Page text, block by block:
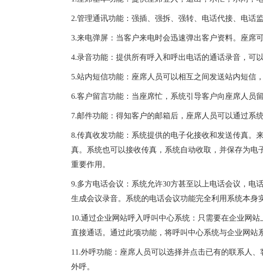
2.管理通讯功能：强插、强拆、强转、电话代接、电话
3.来电弹屏：当客户来电时会迅速弹出客户资料。座席
4.录音功能：提供所有呼入和呼出电话的通话录音，
5.站内短信功能：座席人员可以相互之间发送站内短信
6.客户留言功能：当座席忙，系统引导客户向座席人
7.邮件功能：得知客户的邮箱后，座席人员可以通过
8.传真收发功能：系统提供的电子化接收和发送传真。
真。系统也可以接收传真，系统自动收取，并保存为
重要作用。
9.多方电话会议：系统允许30方甚至以上电话会议，电
生成会议录音。系统的电话会议功能完全利用系统本
10.通过企业网站呼入呼叫中心系统：只需要在企业网
直接通话。通过此项功能，将呼叫中心系统与企业网
11.外呼功能：座席人员可以选择并点击已有的联系人
外呼。